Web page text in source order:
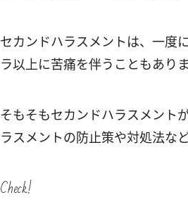
セカンドハラスメントは、一度
ラ以上に苦痛を伴うこともありま
そもそもセカンドハラスメン
ラスメントの防止策や対処法な
Check!